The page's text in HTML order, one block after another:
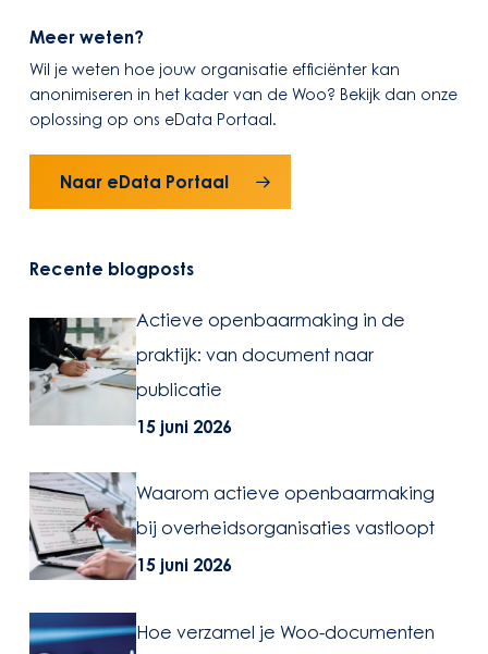
Meer weten?
Wil je weten hoe jouw organisatie efficiënter kan
anonimiseren in het kader van de Woo? Bekijk dan onze
oplossing op ons eData Portaal.
Naar eData Portaal
Recente blogposts
Actieve
openbaarmaking
in
de
praktijk:
document
naar
publicatie
Actieve
openbaarmaking
in
de
van
naar
publicatie
Actieve openbaarmaking in de
praktijk: van document naar
publicatie
15 juni 2026
Waarom
actieve
openbaarmaking
bij
overheidsorganisaties
vastloopt
Waarom
actieve
openbaarmaking
bij
vastloopt
Waarom actieve openbaarmaking
bij overheidsorganisaties vastloopt
15 juni 2026
Hoe
verzamel
Hoe
Hoe verzamel je Woo-documenten